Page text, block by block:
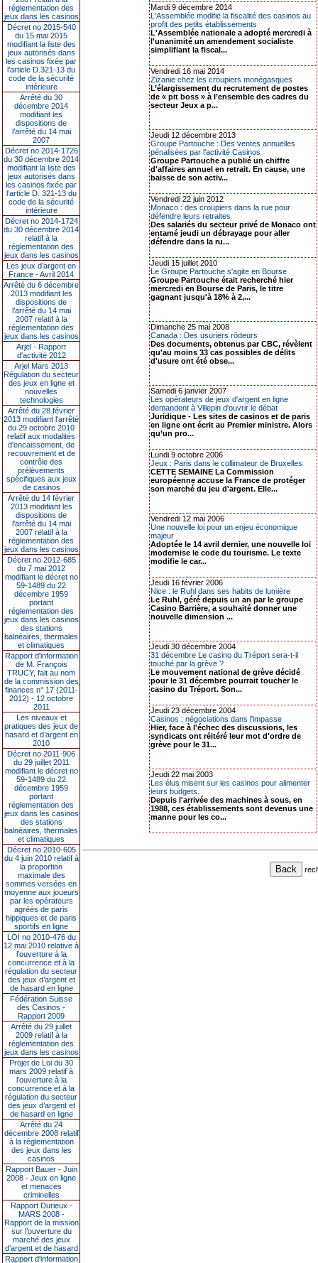
réglementation des
jeux dans les casinos
Décret no 2015-540
du 15 mai 2015
modifiant la liste des
jeux autorisés dans
les casinos fixée par
l’article D.321-13 du
code de la sécurité
intérieure
Arrêté du 30
décembre 2014
modifiant les
dispositions de
l’arrêté du 14 mai
2007
Décret no 2014-1726
du 30 décembre 2014
modifiant la liste des
jeux autorisés dans
les casinos fixée par
l’article D. 321-13 du
code de la sécurité
intérieure
Décret no 2014-1724
du 30 décembre 2014
relatif à la
réglementation des
jeux dans les casinos
Les jeux d’argent en
France - Avril 2014
Arrêté du 6 décembre
2013 modifiant les
dispositions de
l’arrêté du 14 mai
2007 relatif à la
réglementation des
jeux dans les casinos
Arjel - Rapport
d'activité 2012
Arjel Mars 2013
Régulation du secteur
des jeux en ligne et
nouvelles
technologies
Arrêté du 28 février
2013 modifiant l'arrêté
du 29 octobre 2010
relatif aux modalités
d'encaissement, de
recouvrement et de
contrôle des
prélèvements
spécifiques aux jeux
de casinos
Arrêté du 14 février
2013 modifiant les
dispositions de
l'arrêté du 14 mai
2007 relatif à la
réglementation des
jeux dans les casinos
Décret no 2012-685
du 7 mai 2012
modifiant le décret no
59-1489 du 22
décembre 1959
portant
réglementation des
jeux dans les casinos
des stations
balnéaires, thermales
et climatiques
Rapport d'information
de M. François
TRUCY, fait au nom
de la commission des
finances n° 17 (2011-
2012) - 12 octobre
2011
Les niveaux et
pratiques des jeux de
hasard et d’argent en
2010
Décret no 2011-906
du 29 juillet 2011
modifiant le décret no
59-1489 du 22
décembre 1959
portant
réglementation des
jeux dans les casinos
des stations
balnéaires, thermales
et climatiques
Décret no 2010-605
du 4 juin 2010 relatif à
la proportion
maximale des
sommes versées en
moyenne aux joueurs
par les opérateurs
agréés de paris
hippiques et de paris
sportifs en ligne
LOI no 2010-476 du
12 mai 2010 relative à
l’ouverture à la
concurrence et à la
régulation du secteur
des jeux d’argent et
de hasard en ligne
Fédération Suisse
des Casinos -
Rapport 2009
Arrêté du 29 juillet
2009 relatif à la
réglementation des
jeux dans les casinos
Projet de Loi du 30
mars 2009 relatif à
l’ouverture à la
concurrence et à la
régulation du secteur
des jeux d’argent et
de hasard en ligne
Arrêté du 24
décembre 2008 relatif
à la réglementation
des jeux dans les
casinos
Rapport Bauer - Juin
2008 - Jeux en ligne
et menaces
criminelles
Rapport Durieux -
MARS 2008 -
Rapport de la mission
sur l’ouverture du
marché des jeux
d’argent et de hasard
Rapport d'information
Mardi 9 décembre 2014
L'Assemblée modifie la fiscalité des casinos au
profit des petits établissements
L'Assemblée nationale a adopté mercredi à
l'unanimité un amendement socialiste
simplifiant la fiscal...
Vendredi 16 mai 2014
Zizanie chez les croupiers monégasques
L’élargissement du recrutement de postes
de « pit boss » à l’ensemble des cadres du
secteur Jeux a p...
Jeudi 12 décembre 2013
Groupe Partouche : Des ventes annuelles
pénalisées par l’activité Casinos
Groupe Partouche a publié un chiffre
d'affaires annuel en retrait. En cause, une
baisse de son activ...
Vendredi 22 juin 2012
Monaco : des croupiers dans la rue pour
défendre leurs retraites
Des salariés du secteur privé de Monaco ont
entamé jeudi un débrayage pour aller
défendre dans la ru...
Jeudi 15 juillet 2010
Le Groupe Partouche s'agite en Bourse
Groupe Partouche était recherché hier
mercredi en Bourse de Paris, le titre
gagnant jusqu'à 18% à 2,...
Dimanche 25 mai 2008
Canada : Des usuriers rôdeurs
Des documents, obtenus par CBC, révèlent
qu'au moins 33 cas possibles de délits
d'usure ont été obse...
Samedi 6 janvier 2007
Les opérateurs de jeux d'argent en ligne
demandent à Villepin d'ouvrir le débat
Juridique - Les sites de casinos et de paris
en ligne ont écrit au Premier ministre. Alors
qu’un pro...
Lundi 9 octobre 2006
Jeux : Paris dans le collimateur de Bruxelles
CETTE SEMAINE La Commission
européenne accuse la France de protéger
son marché du jeu d'argent. Elle...
Vendredi 12 mai 2006
Une nouvelle loi pour un enjeu économique
majeur
Adoptée le 14 avril dernier, une nouvelle loi
modernise le code du tourisme. Le texte
modifie le car...
Jeudi 16 février 2006
Nice : le Ruhl dans ses habits de lumière
Le Ruhl, géré depuis un an par le groupe
Casino Barrière, a souhaité donner une
nouvelle dimension ...
Jeudi 30 décembre 2004
31 décembre Le casino du Tréport sera-t-il
touché par la grève ?
Le mouvement national de grève décidé
pour le 31 décembre pourrait toucher le
casino du Tréport. Son...
Jeudi 23 décembre 2004
Casinos : négociations dans l'impasse
Hier, face à l'échec des discussions, les
syndicats ont réitéré leur mot d'ordre de
grève pour le 31...
Jeudi 22 mai 2003
Les élus misent sur les casinos pour alimenter
leurs budgets.
Depuis l'arrivée des machines à sous, en
1988, ces établissements sont devenus une
manne pour les co...